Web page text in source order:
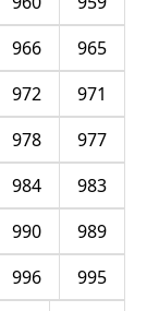
965
966
971
972
977
978
983
984
989
990
995
996